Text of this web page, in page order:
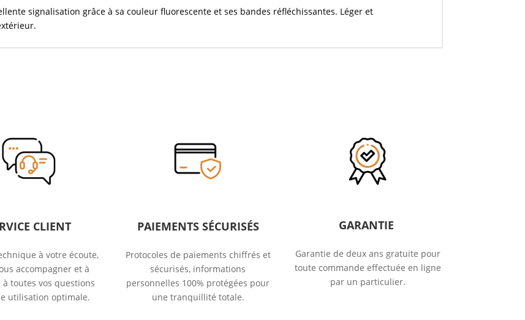
signalisation grâce à sa couleur fluorescente et ses bandes réfléchissantes. Léger et
CLIENT
à votre écoute,
accompagner et à
toutes vos questions
utilisation optimale.
PAIEMENTS SÉCURISÉS
Protocoles de paiements chiffrés et
sécurisés, informations
personnelles 100% protégées pour
une tranquillité totale.
GARANTIE
Garantie de deux ans gratuite pour
toute commande effectuée en ligne
par un particulier.